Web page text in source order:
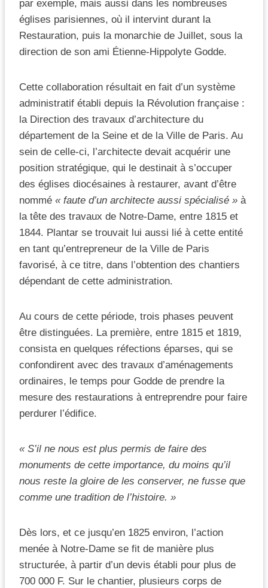
par exemple, mais aussi dans les nombreuses
églises parisiennes, où il intervint durant la
Restauration, puis la monarchie de Juillet, sous la
direction de son ami Étienne-Hippolyte Godde.
Cette collaboration résultait en fait d’un système
administratif établi depuis la Révolution française :
la Direction des travaux d’architecture du
département de la Seine et de la Ville de Paris. Au
sein de celle-ci, l’architecte devait acquérir une
position stratégique, qui le destinait à s’occuper
des églises diocésaines à restaurer, avant d’être
nommé « faute d’un architecte aussi spécialisé » à
la tête des travaux de Notre-Dame, entre 1815 et
1844. Plantar se trouvait lui aussi lié à cette entité
en tant qu’entrepreneur de la Ville de Paris
favorisé, à ce titre, dans l’obtention des chantiers
dépendant de cette administration.
Au cours de cette période, trois phases peuvent
être distinguées. La première, entre 1815 et 1819,
consista en quelques réfections éparses, qui se
confondirent avec des travaux d’aménagements
ordinaires, le temps pour Godde de prendre la
mesure des restaurations à entreprendre pour faire
perdurer l’édifice.
« S’il ne nous est plus permis de faire des
monuments de cette importance, du moins qu’il
nous reste la gloire de les conserver, ne fusse que
comme une tradition de l’histoire. »
Dès lors, et ce jusqu’en 1825 environ, l’action
menée à Notre-Dame se fit de manière plus
structurée, à partir d’un devis établi pour plus de
700 000 F. Sur le chantier, plusieurs corps de